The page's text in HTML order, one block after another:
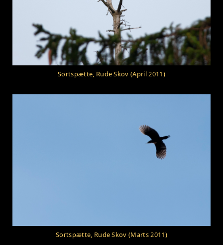
Sortspætte, Rude Skov (April 2011)
Sortspætte, Rude Skov (Marts 2011)